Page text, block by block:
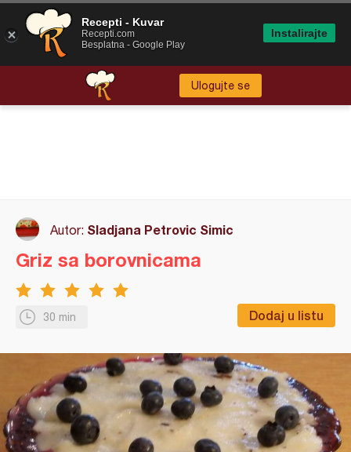
Ulogujte se
Autor: Sladjana Petrovic Simic
30 min Dodaj u listu
Griz sa borovnicama
Recepti - Kuvar
Recepti.com
Besplatna - Google Play
Instalirajte